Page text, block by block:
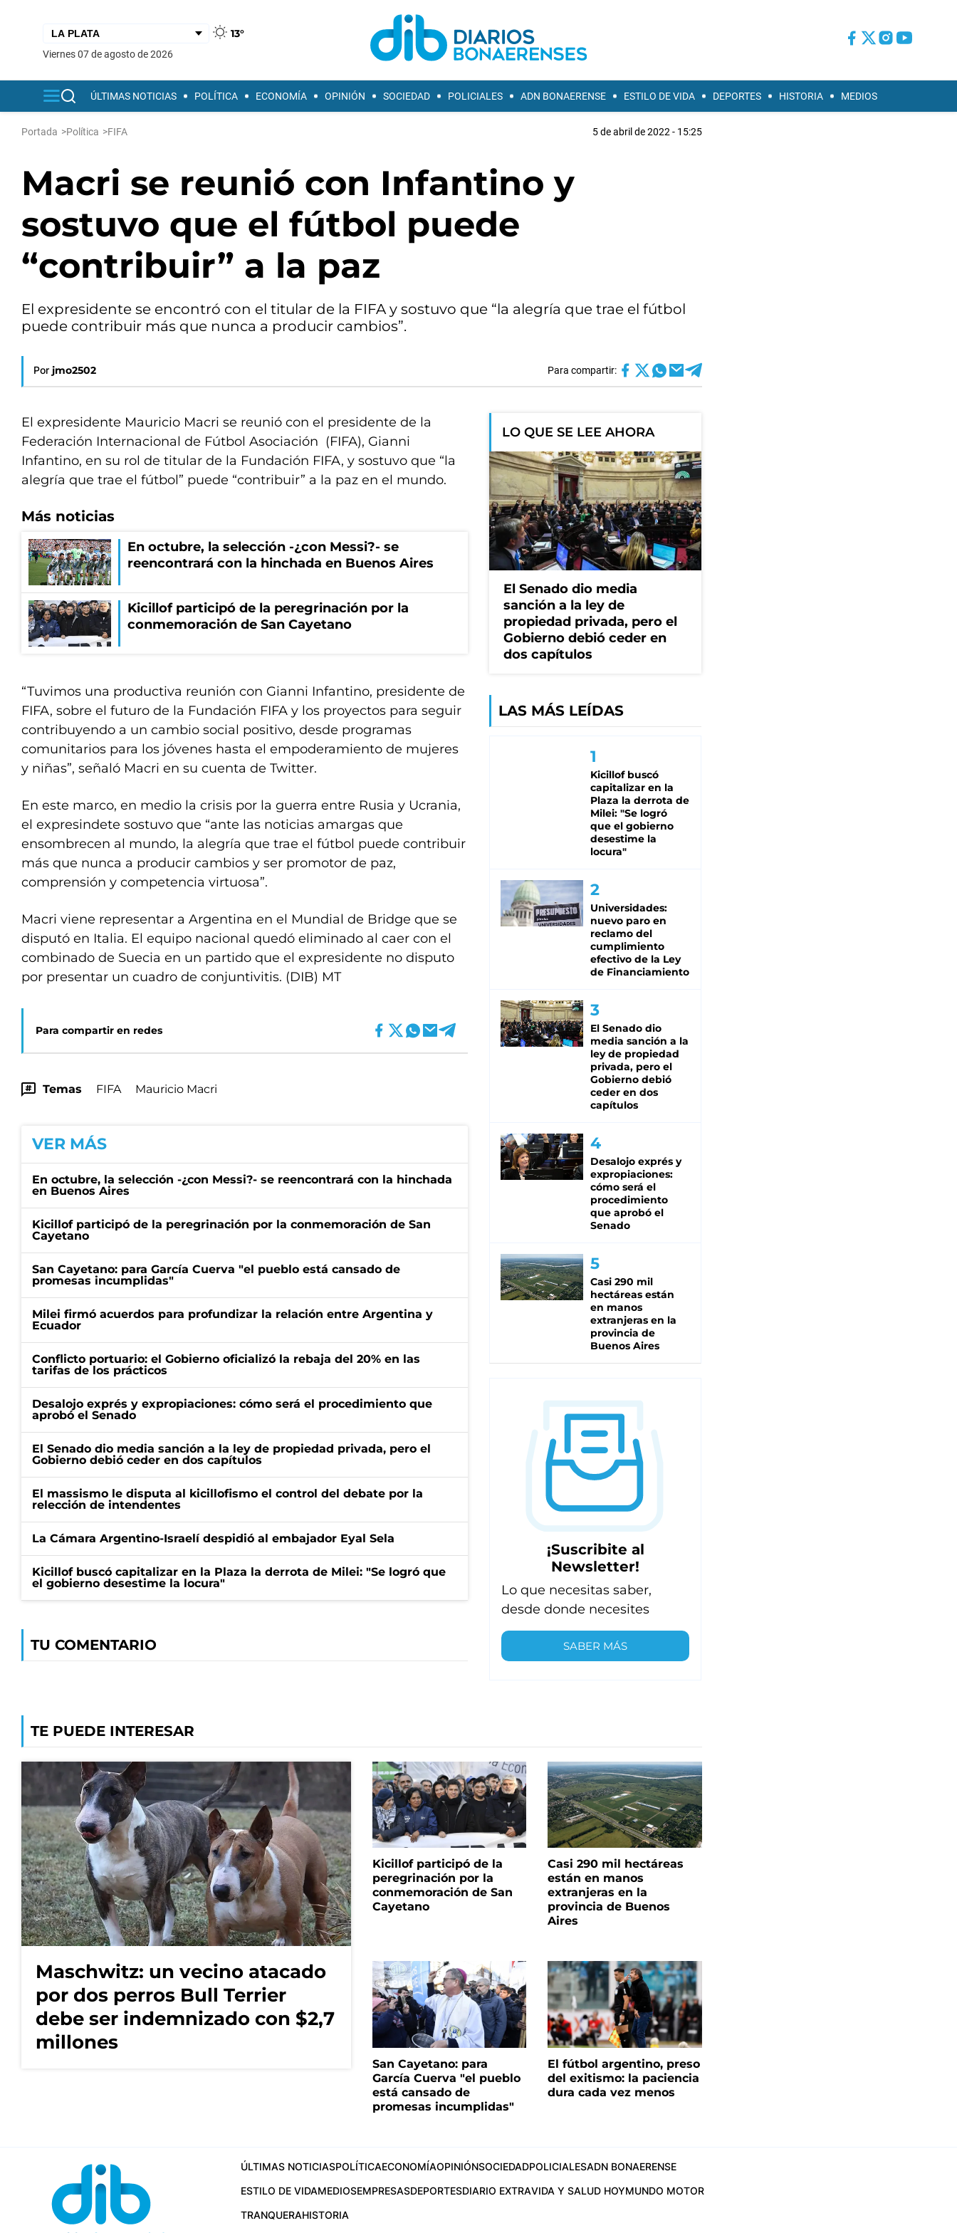
13°
viernes 07 de agosto de 2026
ÚLTIMAS NOTICIAS POLÍTICA ECONOMÍA OPINIÓN SOCIEDAD POLICIALES ADN BONAERENSE ESTILO DE VIDA DEPORTES HISTORIA MEDIOS
Portada >Política >FIFA 5 de abril de 2022 - 15:25
Macri se reunió con Infantino y
sostuvo que el fútbol puede
“contribuir” a la paz
El expresidente se encontró con el titular de la FIFA y sostuvo que “la alegría que trae el fútbol
puede contribuir más que nunca a producir cambios”.
Por jmo2502 Para compartir:
El expresidente Mauricio Macri se reunió con el presidente de la
Federación Internacional de Fútbol Asociación (FIFA), Gianni
Infantino, en su rol de titular de la Fundación FIFA, y sostuvo que “la
alegría que trae el fútbol” puede “contribuir” a la paz en el mundo.
Más noticias
En octubre, la selección -¿con Messi?- se
reencontrará con la hinchada en Buenos Aires
Kicillof participó de la peregrinación por la
conmemoración de San Cayetano
“Tuvimos una productiva reunión con Gianni Infantino, presidente de
FIFA, sobre el futuro de la Fundación FIFA y los proyectos para seguir
contribuyendo a un cambio social positivo, desde programas
comunitarios para los jóvenes hasta el empoderamiento de mujeres
y niñas”, señaló Macri en su cuenta de Twitter.
En este marco, en medio la crisis por la guerra entre Rusia y Ucrania,
el expresindete sostuvo que “ante las noticias amargas que
ensombrecen al mundo, la alegría que trae el fútbol puede contribuir
más que nunca a producir cambios y ser promotor de paz,
comprensión y competencia virtuosa”.
Macri viene representar a Argentina en el Mundial de Bridge que se
disputó en Italia. El equipo nacional quedó eliminado al caer con el
combinado de Suecia en un partido que el expresidente no disputo
por presentar un cuadro de conjuntivitis. (DIB) MT
Para compartir en redes
Temas FIFA Mauricio Macri
VER MÁS
En octubre, la selección -¿con Messi?- se reencontrará con la hinchada
en Buenos Aires
Kicillof participó de la peregrinación por la conmemoración de San
Cayetano
San Cayetano: para García Cuerva "el pueblo está cansado de
promesas incumplidas"
Milei firmó acuerdos para profundizar la relación entre Argentina y
Ecuador
Conflicto portuario: el Gobierno oficializó la rebaja del 20% en las
tarifas de los prácticos
Desalojo exprés y expropiaciones: cómo será el procedimiento que
aprobó el Senado
El Senado dio media sanción a la ley de propiedad privada, pero el
Gobierno debió ceder en dos capítulos
El massismo le disputa al kicillofismo el control del debate por la
relección de intendentes
La Cámara Argentino-Israelí despidió al embajador Eyal Sela
Kicillof buscó capitalizar en la Plaza la derrota de Milei: "Se logró que
el gobierno desestime la locura"
TU COMENTARIO
LO QUE SE LEE AHORA
El Senado dio media
sanción a la ley de
propiedad privada, pero el
Gobierno debió ceder en
dos capítulos
LAS MÁS LEÍDAS
Kicillof buscó
capitalizar en la
Plaza la derrota de
Milei: "Se logró
que el gobierno
desestime la
locura"
Universidades:
nuevo paro en
reclamo del
cumplimiento
efectivo de la Ley
de Financiamiento
El Senado dio
media sanción a la
ley de propiedad
privada, pero el
Gobierno debió
ceder en dos
capítulos
Desalojo exprés y
expropiaciones:
cómo será el
procedimiento
que aprobó el
Senado
Casi 290 mil
hectáreas están
en manos
extranjeras en la
provincia de
Buenos Aires
¡Suscribite al
Newsletter!
Lo que necesitas saber,
desde donde necesites
SABER MÁS
TE PUEDE INTERESAR
Maschwitz: un vecino atacado
por dos perros Bull Terrier
debe ser indemnizado con $2,7
millones
Kicillof participó de la
peregrinación por la
conmemoración de San
Cayetano
Casi 290 mil hectáreas
están en manos
extranjeras en la
provincia de Buenos
Aires
San Cayetano: para
García Cuerva "el pueblo
está cansado de
promesas incumplidas"
El fútbol argentino, preso
del exitismo: la paciencia
dura cada vez menos
ÚLTIMAS NOTICIASPOLÍTICAECONOMÍAOPINIÓNSOCIEDADPOLICIALESADN BONAERENSE
ESTILO DE VIDAMEDIOSEMPRESASDEPORTESDIARIO EXTRAVIDA Y SALUD HOYMUNDO MOTOR
TRANQUERAHISTORIA